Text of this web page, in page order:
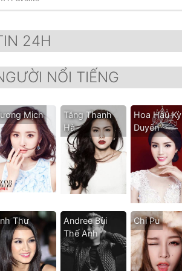
24H
NỔI TIẾNG
Mịch
Tăng Thanh
Hà
Hoa Hậu Kỳ
Duyên
Thư
Andree Bùi
Thế Anh
Chi Pu